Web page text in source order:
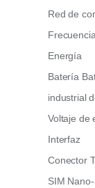
Red de
Energía
Batería
industrial
Voltaje de
Interfaz
Conector
SIM